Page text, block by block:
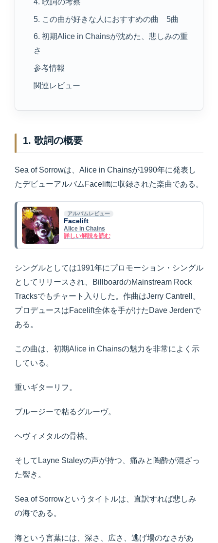
4. 歌詞の考察
5. この曲が好きな人におすすめの曲 5曲
6. 初期Alice in Chainsが沈めた、悲しみの重
さ
参考情報
関連レビュー
1. 歌詞の概要
Sea of Sorrowは、Alice in Chainsが1990年に発表し
たデビューアルバムFaceliftに収録された楽曲である。
アルバムレビュー
Facelift
Alice in Chains
詳しい解説を読む
シングルとしては1991年にプロモーション・シングル
としてリリースされ、BillboardのMainstream Rock
Tracksでもチャート入りした。作曲はJerry Cantrell。
プロデュースはFacelift全体を手がけたDave Jerdenで
ある。
この曲は、初期Alice in Chainsの魅力を非常によく示
している。
重いギターリフ。
ブルージーで粘るグルーヴ。
ヘヴィメタルの骨格。
そしてLayne Staleyの声が持つ、痛みと陶酔が混ざっ
た響き。
Sea of Sorrowというタイトルは、直訳すれば悲しみ
の海である。
海という言葉には、深さ、広さ、逃げ場のなさがあ